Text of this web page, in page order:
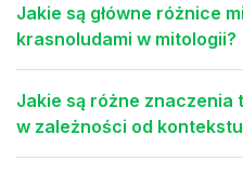
Jakie są główne różnice
krasnoludami w mitologii?
Jakie są różne
w zależności od